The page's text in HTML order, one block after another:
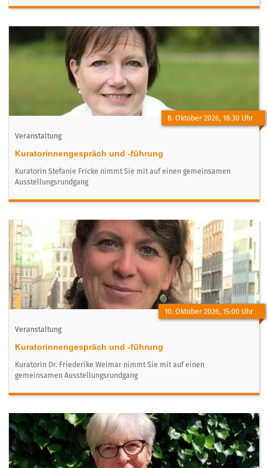
8. Oktober 2026, 18:30 Uhr
Veranstaltung
Kuratorinnengespräch und -führung
Kuratorin Stefanie Fricke nimmt Sie mit auf einen gemeinsamen
Ausstellungsrundgang
10. Oktober 2026, 15:00 Uhr
Veranstaltung
Kuratorinnengespräch und -führung
Kuratorin Dr. Friederike Weimar nimmt Sie mit auf einen
gemeinsamen Ausstellungsrundgang